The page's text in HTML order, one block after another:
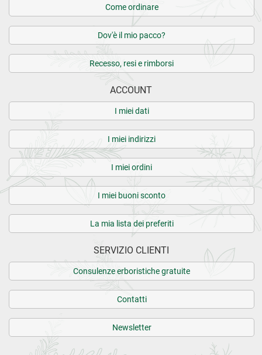
Come ordinare
Dov'è il mio pacco?
Recesso, resi e rimborsi
ACCOUNT
I miei dati
I miei indirizzi
I miei ordini
I miei buoni sconto
La mia lista dei preferiti
SERVIZIO CLIENTI
Consulenze erboristiche gratuite
Contatti
Newsletter